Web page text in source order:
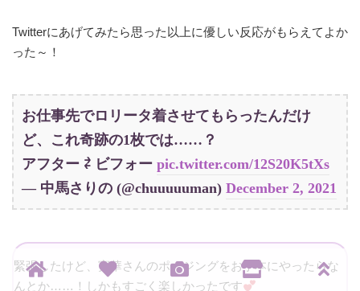
Twitterにあげてみたら思った以上に優しい反応がもらえてよか
った～！
お仕事先でロリータ着させてもらったんだけ
ど、これ奇跡の1枚では……？
アフター ⇄ ビフォー pic.twitter.com/12S20K5tXs
— 中馬さりの (@chuuuuuman) December 2, 2021
緊張したけど、寛華さんのポージングをお手本にやったらな
んとか……！しかもすごく楽しかったです